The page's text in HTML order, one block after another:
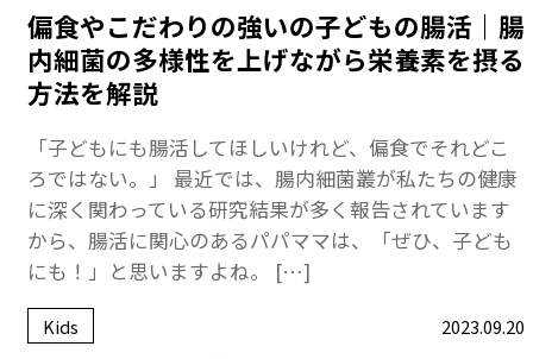
偏食やこだわりの強いの子どもの腸活｜腸
内細菌の多様性を上げながら栄養素を摂る
方法を解説
「子どもにも腸活してほしいけれど、偏食でそれどこ
ろではない。」 最近では、腸内細菌叢が私たちの健康
に深く関わっている研究結果が多く報告されています
から、腸活に関心のあるパパママは、「ぜひ、子ども
にも！」と思いますよね。 […]
Kids 2023.09.20